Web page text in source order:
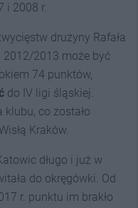
i 2008 r.
drużyny Rafała
2012/2013 może być
74 punktów,
do IV ligi śląskiej.
co zostało
Kraków.
długo i już w
do okręgówki. Od
r. punktu im brakło